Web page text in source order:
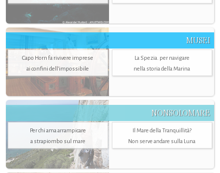
MUSEI
Capo Horn fa rivivere imprese
ai confini dell’impossibile
La Spezia. per navigare
nella storia della Marina
NONSOLOMARE
Per chi ama arrampicare
a strapiombo sul mare
Il Mare della Tranquillità?
Non serve andare sulla Luna